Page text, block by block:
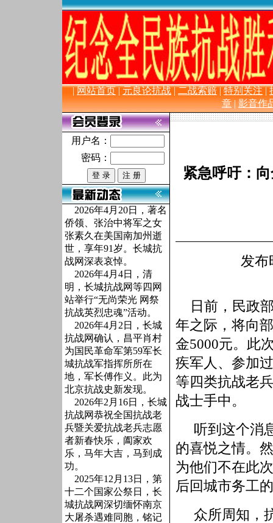
长 城 抗
|网站首页|元良论抗战|二战索赔|特别关注|
章|影音作
用户名：
密码：
2026年4月20日，著名
侨领、张治中将军之女
张素久在美国南加州逝
世，享年91岁。长城抗
战网深表哀悼。
2026年4月4日，清
明，长城抗战网等四网
站举行“无尚荣光 网祭
抗战英烈忠魂”活动。
2026年4月2日，长城
抗战网确认，昌平肖村
为国民革命军第59军长
城抗战军指挥所所在
地，军长傅作义。此为
北京抗战史新发现。
2026年2月16日，长城
抗战网恭祝全国抗战老
兵暨关爱抗战老兵志愿
者新春快乐，阖家欢
乐，马年大吉，马到成
功。
2025年12月13日，第
十二个国家公祭日，长
城抗战网深切缅怀南京
大屠杀遇难同胞，铭记
紧急呼吁：
发布
日前，民政
年之际，将向
金5000元。此
疾军人、参加
等四类抗战老
战士手中。
听到这个消
的喜悦之情。
为他们不在此
后回城市务工
众所周知，